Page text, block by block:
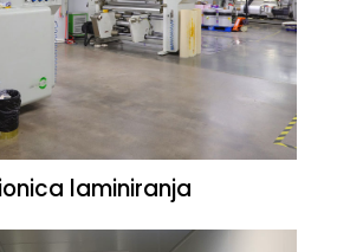
laminiranja